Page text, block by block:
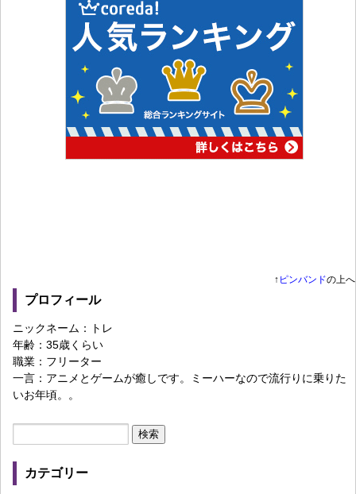
↑ ピンバンドの上へ
プロフィール
ニックネーム：トレ
年齢：35歳くらい
職業：フリーター
一言：アニメとゲームが癒しです。ミーハーなので流行りに乗りた
いお年頃。。
カテゴリー